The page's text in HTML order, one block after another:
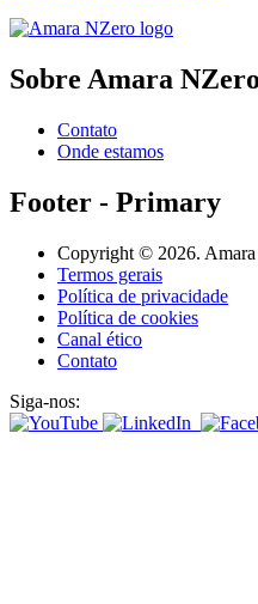
Sobre Amara NZero
Contato
Onde estamos
Footer - Primary
Copyright © 2026.
Termos gerais
Política de privacidade
Política de cookies
Canal ético
Contato
Siga-nos: